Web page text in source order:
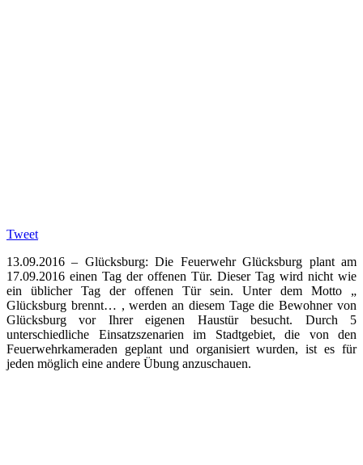
Tweet
13.09.2016 – Glücksburg: Die Feuerwehr Glücksburg plant am
17.09.2016 einen Tag der offenen Tür. Dieser Tag wird nicht wie
ein üblicher Tag der offenen Tür sein. Unter dem Motto „
Glücksburg brennt… , werden an diesem Tage die Bewohner von
Glücksburg vor Ihrer eigenen Haustür besucht. Durch 5
unterschiedliche Einsatzszenarien im Stadtgebiet, die von den
Feuerwehrkameraden geplant und organisiert wurden, ist es für
jeden möglich eine andere Übung anzuschauen.